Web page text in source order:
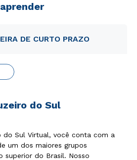
DE CURTO PRAZO
do Sul
do Sul Virtual, você conta com a
um dos maiores grupos
superior do Brasil. Nosso